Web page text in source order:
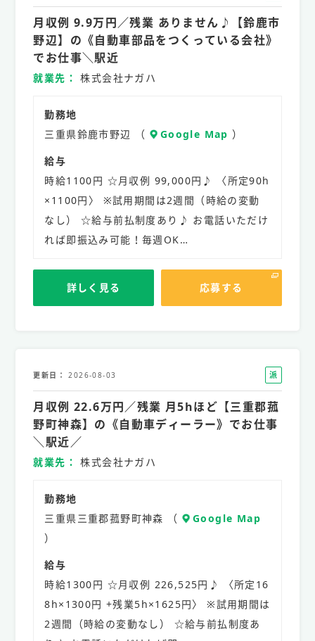
遣
社
員
月収例 9.9万円／残業 ありません♪【鈴鹿市
野辺】の《自動車部品をつくっている会社》
でお仕事＼駅近
就業先 株式会社ナガハ
勤務地
三重県鈴鹿市野辺 （
Google Map ）
給与
時給1100円 ☆月収例 99,000円♪ 〈所定90h
×1100円〉 ※試用期間は2週間（時給の変動
なし） ☆給与前払制度あり♪ お電話いただけ
れば即振込み可能！毎週OK…
詳しく見る 応募する
更新日 2026-08-03
派
遣
社
員
月収例 22.6万円／残業 月5hほど【三重郡菰
野町神森】の《自動車ディーラー》でお仕事
＼駅近／
就業先 株式会社ナガハ
勤務地
三重県三重郡菰野町神森 （
Google Map
）
給与
時給1300円 ☆月収例 226,525円♪ 〈所定16
8h×1300円 +残業5h×1625円〉 ※試用期間は
2週間（時給の変動なし） ☆給与前払制度あ